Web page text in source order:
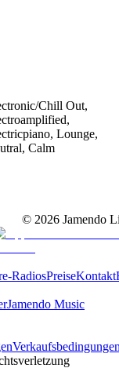
Chill Out,
Lounge,
Calm
© 2026 Jamendo
RadiosPreiseKontakt
Jamendo Music
Verkaufsbedingungen